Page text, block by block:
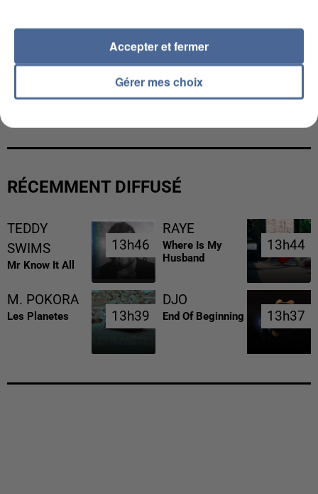
LES DONNÉES DE 300 000 CLIENTS DÉROBÉES À
RÉCEMMENT DIFFUSÉ
TEDDY
SWIMS
Mr Know It All
13h46
13h46
RAYE
Where Is My
Husband
13h44
13h44
M. POKORA
Les Planetes 13h39
13h39
DJO
End Of Beginning 13h37
13h37
Gérer mes choix
Accepter et fermer